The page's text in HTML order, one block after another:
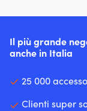
Il più grande
anche in Italia
25 000
Clienti super